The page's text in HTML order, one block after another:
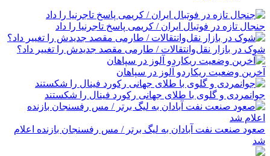
جنجال تازه در فوتبال ایران / کریمی پاسخ تاجرنیا را داد
شوک در بازار نقل‌وانتقالات / طارمی مقصد جدیدش را تغییر داد؟
آخرین وضعیت ریکاردو آلوز در سپاهان
جوانمردی و گلوی با طلای جهانی رکورد فینال را شکستند
صعود صنعت نفت آبادان به لیگ برتر / مس رفسنجان بازنده اعلام
شد